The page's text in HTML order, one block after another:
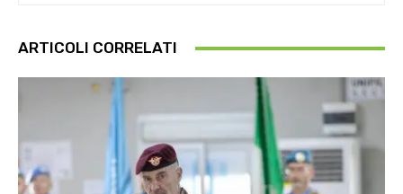
ARTICOLI CORRELATI